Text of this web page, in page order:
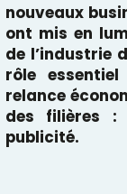
nouveaux
ont mis en
de l’industrie
rôle
relance
des filières :
publicité.